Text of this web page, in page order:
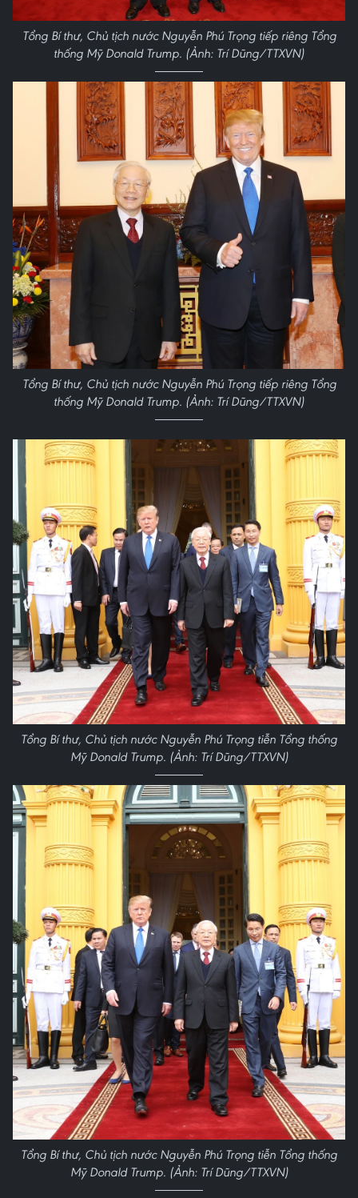
Tổng Bí thư, Chủ tịch nước Nguyễn Phú Trọng tiếp riêng Tổng
thống Mỹ Donald Trump. (Ảnh: Trí Dũng/TTXVN)
Tổng Bí thư, Chủ tịch nước Nguyễn Phú Trọng tiếp riêng Tổng
thống Mỹ Donald Trump. (Ảnh: Trí Dũng/TTXVN)
Tổng Bí thư, Chủ tịch nước Nguyễn Phú Trọng tiễn Tổng thống
Mỹ Donald Trump. (Ảnh: Trí Dũng/TTXVN)
Tổng Bí thư, Chủ tịch nước Nguyễn Phú Trọng tiễn Tổng thống
Mỹ Donald Trump. (Ảnh: Trí Dũng/TTXVN)